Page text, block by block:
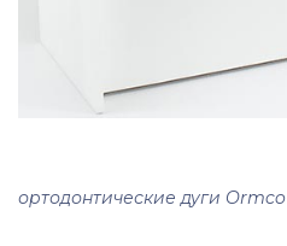
ортодонтические дуги Ormco